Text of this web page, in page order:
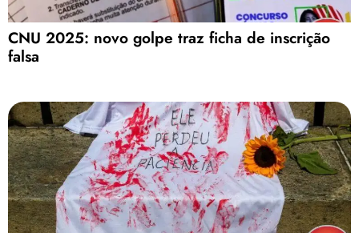
CNU 2025: novo golpe traz ficha de inscrição
falsa